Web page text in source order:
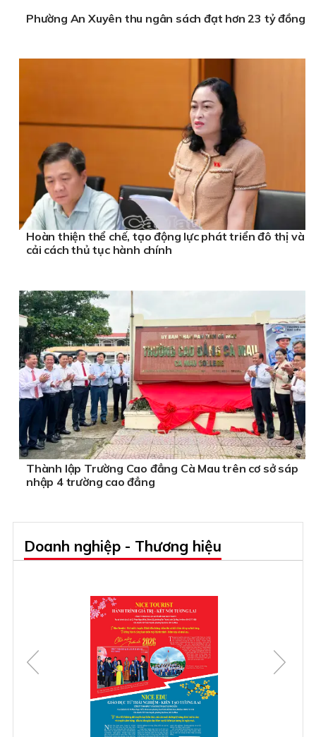
Phường An Xuyên thu ngân sách đạt hơn 23 tỷ đồng
Hoàn thiện thể chế, tạo động lực phát triển đô thị và
cải cách thủ tục hành chính
Thành lập Trường Cao đẳng Cà Mau trên cơ sở sáp
nhập 4 trường cao đẳng
Doanh nghiệp - Thương hiệu